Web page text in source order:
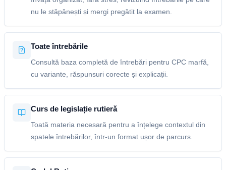
nu le stăpânești și mergi pregătit la examen.
Toate întrebările
Consultă baza completă de întrebări pentru CPC marfă,
cu variante, răspunsuri corecte și explicații.
Curs de legislație rutieră
Toată materia necesară pentru a înțelege contextul din
spatele întrebărilor, într-un format ușor de parcurs.